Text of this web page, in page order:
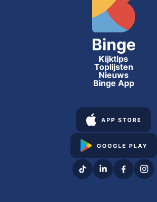
Kijktips
Toplijsten
Nieuws
Binge App